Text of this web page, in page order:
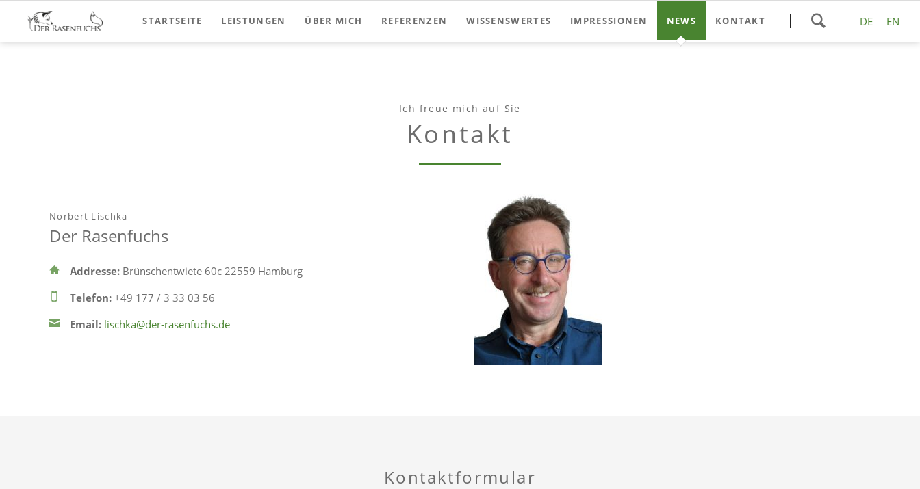
DE EN
überspringen
STARTSEITE LEISTUNGEN ÜBER MICH REFERENZEN WISSENSWERTES IMPRESSIONEN NEWS KONTAKT
Ich freue mich auf Sie
Kontakt
Norbert Lischka -
Der Rasenfuchs
Addresse: Brünschentwiete 60c 22559 Hamburg
Telefon: +49 177 / 3 33 03 56
Email: lischka@der-rasenfuchs.de
Kontaktformular